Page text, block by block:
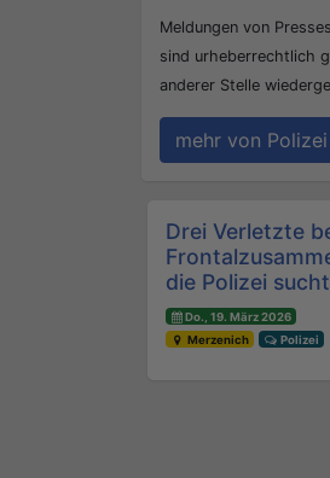
Meldungen von
sind urheberrechtlich
anderer Stelle
mehr von
Drei Verletzte
die Polizei
Do., 19. März 2026
Merzenich
Polizei